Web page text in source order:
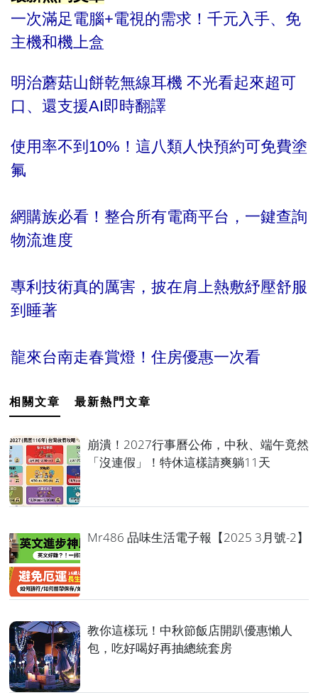
一次滿足電腦+電視的需求！千元入手、免
主機和機上盒
明治蘑菇山餅乾無線耳機 不光看起來超可
口、還支援AI即時翻譯
使用率不到10%！這八類人快預約可免費塗
氟
網購族必看！整合所有電商平台，一鍵查詢
物流進度
專利技術真的厲害，披在肩上熱敷紓壓舒服
到睡著
龍來台南走春賞燈！住房優惠一次看
相關文章 最新熱門文章
崩潰！2027行事曆公佈，中秋、端午竟然
「沒連假」！特休這樣請爽躺11天
Mr486 品味生活電子報【2025 3月號-2】
教你這樣玩！中秋節飯店開趴優惠懶人
包，吃好喝好再抽總統套房